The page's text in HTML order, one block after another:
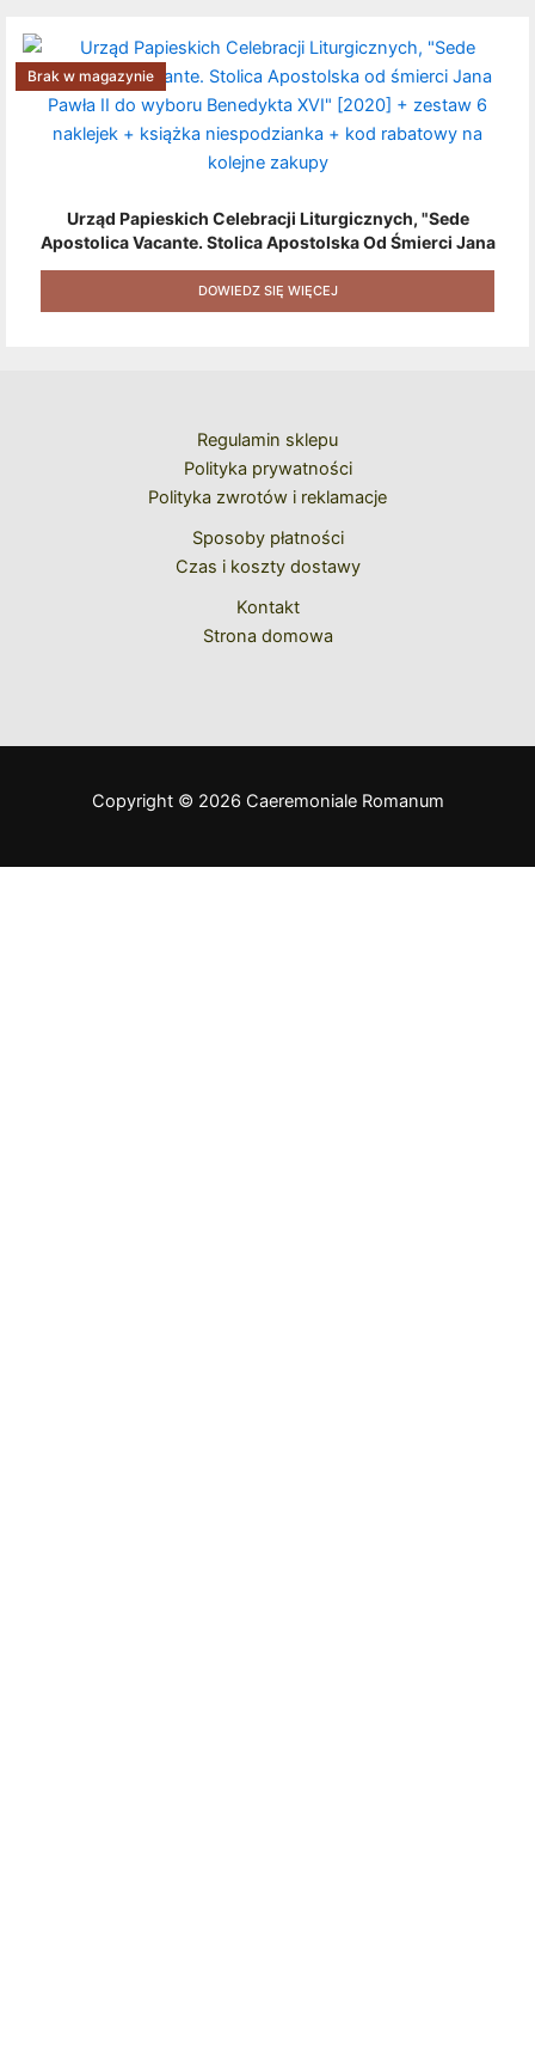
Urząd Papieskich Celebracji Liturgicznych, "Sede
Apostolica Vacante. Stolica Apostolska Od Śmierci Jana
Pawła II Do Wyboru Benedykta XVI" [2020] + Zestaw 6
Naklejek + Książka Niespodzianka + Kod Rabatowy Na
Kolejne Zakupy
Brak w magazynie
DOWIEDZ SIĘ WIĘCEJ
Regulamin sklepu
Polityka prywatności
Polityka zwrotów i reklamacje
Sposoby płatności
Czas i koszty dostawy
Kontakt
Strona domowa
Copyright © 2026 Caeremoniale Romanum